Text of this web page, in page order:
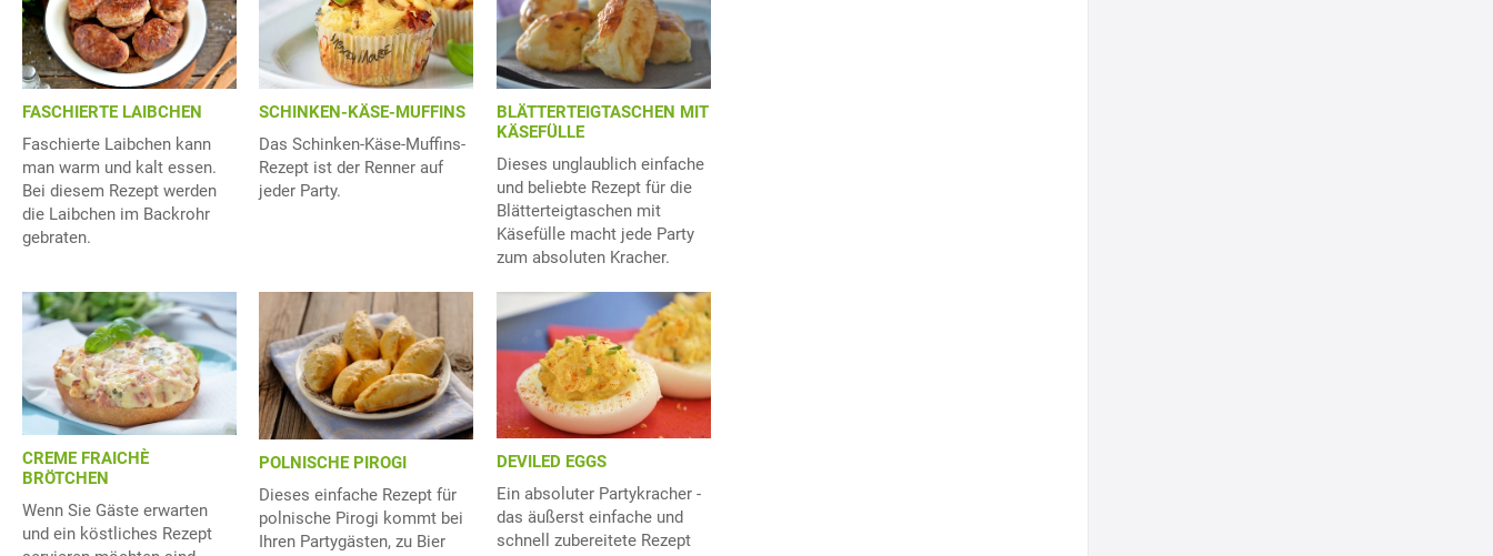
FASCHIERTE LAIBCHEN
Faschierte Laibchen kann
man warm und kalt essen.
Bei diesem Rezept werden
die Laibchen im Backrohr
gebraten.
SCHINKEN-KÄSE-MUFFINS
Das Schinken-Käse-Muffins-
Rezept ist der Renner auf
jeder Party.
BLÄTTERTEIGTASCHEN MIT
KÄSEFÜLLE
Dieses unglaublich einfache
und beliebte Rezept für die
Blätterteigtaschen mit
Käsefülle macht jede Party
zum absoluten Kracher.
CREME FRAICHÈ
BRÖTCHEN
Wenn Sie Gäste erwarten
und ein köstliches Rezept
POLNISCHE PIROGI
Dieses einfache Rezept für
polnische Pirogi kommt bei
Ihren Partygästen, zu Bier
DEVILED EGGS
Ein absoluter Partykracher -
das äußerst einfache und
schnell zubereitete Rezept